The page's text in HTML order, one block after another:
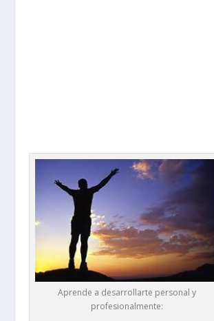
Aprende a desarrollarte personal y
profesionalmente: